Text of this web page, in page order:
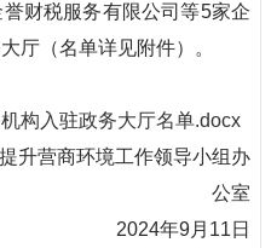
财税服务有限公司等5家企
厅（名单详见附件）。
构入驻政务大厅名单.docx
升营商环境工作领导小组办
公室
2024年9月11日